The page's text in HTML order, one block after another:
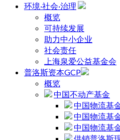
环境·社会·治理
概览
可持续发展
助力中小企业
社会责任
上海泉爱公益基金会
普洛斯资本GCP
概览
中国不动产基金
中国物流基
中国物流基
中国物流基